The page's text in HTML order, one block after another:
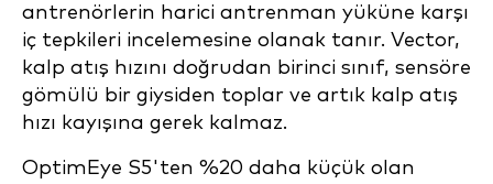
antrenörlerin harici antrenman yüküne karşı
iç tepkileri incelemesine olanak tanır. Vector,
kalp atış hızını doğrudan birinci sınıf, sensöre
gömülü bir giysiden toplar ve artık kalp atış
hızı kayışına gerek kalmaz.
OptimEye S5'ten %20 daha küçük olan